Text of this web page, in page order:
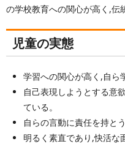
の学校教育への関心が高く,伝
児童の実態
学習への関心が高く,自ら
自己表現しようとする意
ている。
自らの言動に責任を持と
明るく素直であり,快活な